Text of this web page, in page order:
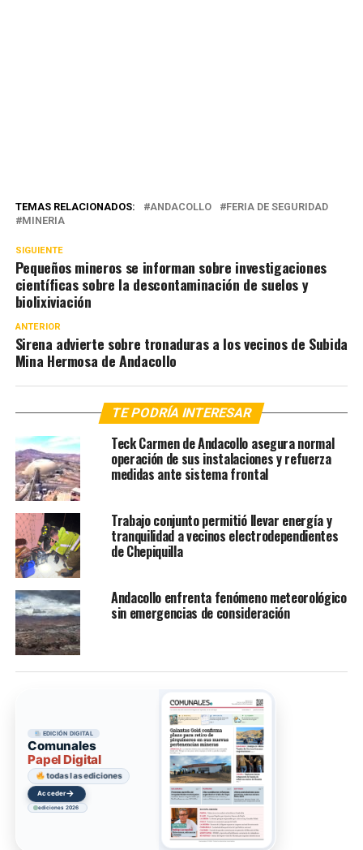
TEMAS RELACIONADOS: ANDACOLLO
FERIA DE SEGURIDAD
MINERIA
SIGUIENTE
Pequeños mineros se informan sobre investigaciones
científicas sobre la descontaminación de suelos y
biolixiviación
ANTERIOR
Sirena advierte sobre tronaduras a los vecinos de Subida
Mina Hermosa de Andacollo
TE PODRÍA INTERESAR
Teck Carmen de Andacollo asegura normal
operación de sus instalaciones y refuerza
medidas ante sistema frontal
Trabajo conjunto permitió llevar energía y
tranquilidad a vecinos electrodependientes
de Chepiquilla
Andacollo enfrenta fenómeno meteorológico
sin emergencias de consideración
EDICIÓN DIGITAL
Comunales
Papel Digital
todas las ediciones
Acceder→
ediciones 2026